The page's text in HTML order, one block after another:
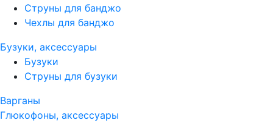
Струны для банджо
Чехлы для банджо
Бузуки, аксессуары
Бузуки
Струны для бузуки
Варганы
Глюкофоны, аксессуары